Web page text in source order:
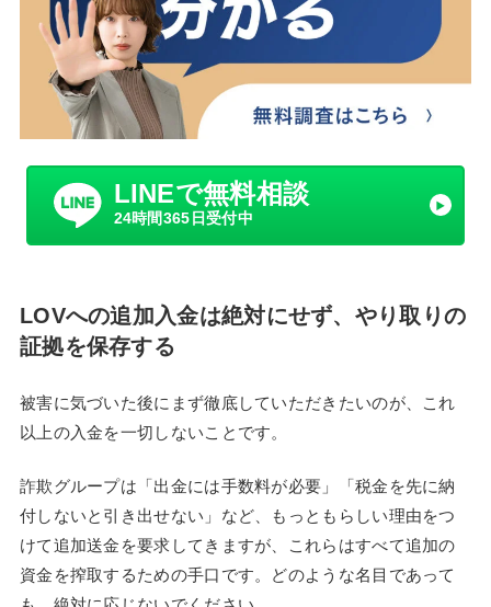
LINEで無料相談
24時間365日受付中
LOVへの追加入金は絶対にせず、やり取りの
証拠を保存する
被害に気づいた後にまず徹底していただきたいのが、これ
以上の入金を一切しないことです。
詐欺グループは「出金には手数料が必要」「税金を先に納
付しないと引き出せない」など、もっともらしい理由をつ
けて追加送金を要求してきますが、これらはすべて追加の
資金を搾取するための手口です。どのような名目であって